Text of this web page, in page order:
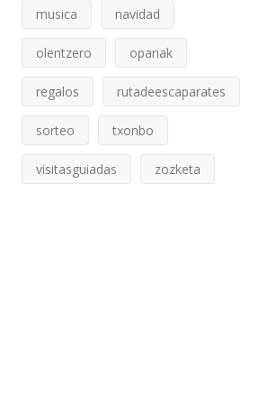
musica navidad
olentzero opariak
regalos rutadeescaparates
sorteo txonbo
visitasguiadas zozketa